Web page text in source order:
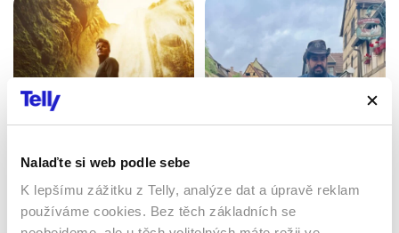
Nalaďte si web podle sebe
K lepšímu zážitku z Telly, analýze dat a úpravě reklam
používáme cookies. Bez těch základních se
Gordon Ramsay: Do
neznáma
2019 | USA | 47 min
Istanbulu
2024 | Velká Británie | 45
min